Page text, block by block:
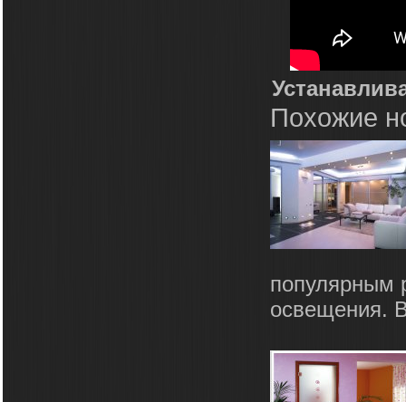
Похожие
популярным
освещения.